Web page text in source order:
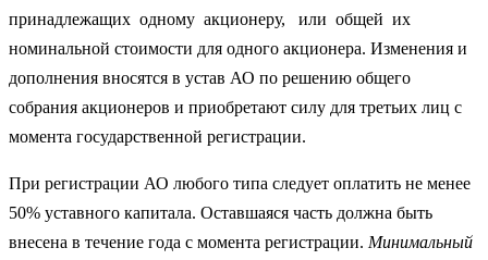
принадлежащих одному акционеру, или общей их
номинальной стоимости для одного акционера. Изменения и
дополнения вносятся в устав АО по решению общего
собрания акционеров и приобретают силу для третьих лиц с
момента государственной регистрации.
При ре­гистрации АО любого типа следует оплатить не менее
50% ус­тавного капитала. Оставшаяся часть должна быть
внесена в те­чение года с момента регистрации. Минимальный